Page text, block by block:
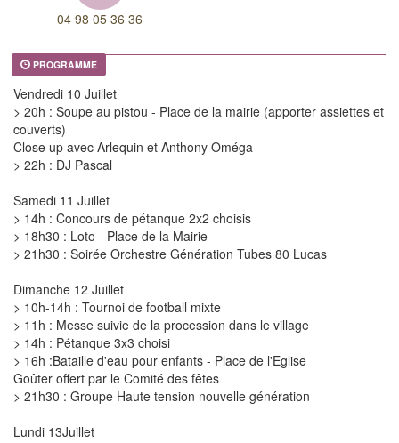
04 98 05 36 36
PROGRAMME
Vendredi 10 Juillet
> 20h : Soupe au pistou - Place de la mairie (apporter assiettes et
couverts)
Close up avec Arlequin et Anthony Oméga
> 22h : DJ Pascal
Samedi 11 Juillet
> 14h : Concours de pétanque 2x2 choisis
> 18h30 : Loto - Place de la Mairie
> 21h30 : Soirée Orchestre Génération Tubes 80 Lucas
Dimanche 12 Juillet
> 10h-14h : Tournoi de football mixte
> 11h : Messe suivie de la procession dans le village
> 14h : Pétanque 3x3 choisi
> 16h :Bataille d'eau pour enfants - Place de l'Eglise
Goûter offert par le Comité des fêtes
> 21h30 : Groupe Haute tension nouvelle génération
Lundi 13Juillet